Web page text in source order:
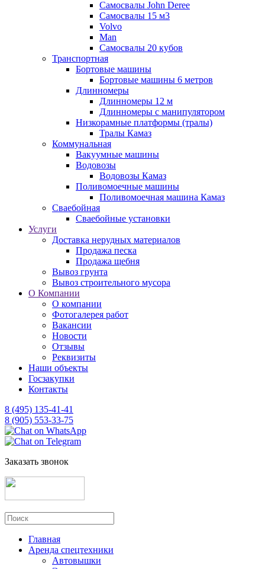
Самосвалы John Deree
Самосвалы 15 м3
Volvo
Man
Самосвалы 20 кубов
Транспортная
Бортовые машины
Бортовые машины 6 метров
Длинномеры
Длинномеры 12 м
Длинномеры с манипулятором
Низкорамные платформы (тралы)
Тралы Камаз
Коммунальная
Вакуумные машины
Водовозы
Водовозы Камаз
Поливомоечные машины
Поливомоечная машина Камаз
Сваебойная
Сваебойные установки
Услуги
Доставка нерудных материалов
Продажа песка
Продажа щебня
Вывоз грунта
Вывоз строительного мусора
О Компании
О компании
Фотогалерея работ
Вакансии
Новости
Отзывы
Реквизиты
Наши объекты
Госзакупки
Контакты
8 (495) 135-41-41
8 (905) 553-33-75
Заказать звонок
Главная
Аренда спецтехники
Автовышки